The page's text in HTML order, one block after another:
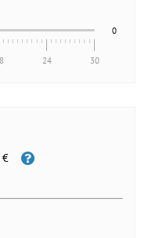
24 30
0
€